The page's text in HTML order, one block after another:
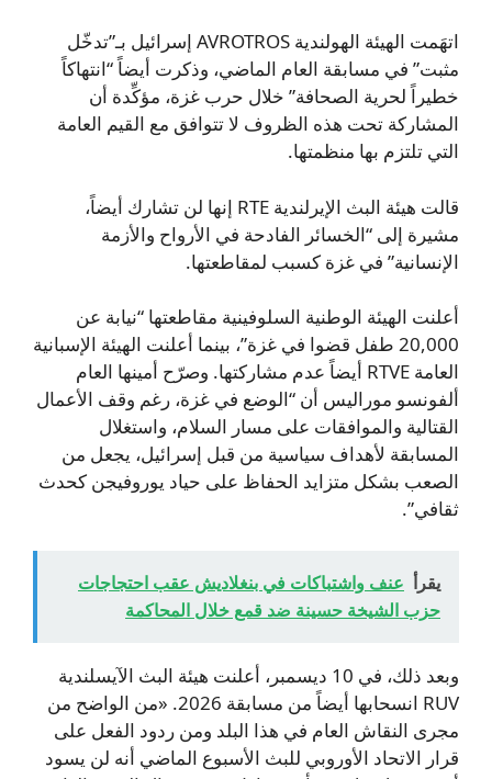
اتهَمت الهيئة الهولندية AVROTROS إسرائيل بـ”تدخّل
مثبت” في مسابقة العام الماضي، وذكرت أيضاً “انتهاكاً
خطيراً لحرية الصحافة” خلال حرب غزة، مؤكِّدة أن
المشاركة تحت هذه الظروف لا تتوافق مع القيم العامة
التي تلتزم بها منظمتها.
قالت هيئة البث الإيرلندية RTE إنها لن تشارك أيضاً،
مشيرة إلى “الخسائر الفادحة في الأرواح والأزمة
الإنسانية” في غزة كسبب لمقاطعتها.
أعلنت الهيئة الوطنية السلوفينية مقاطعتها “نيابة عن
20,000 طفل قضوا في غزة”، بينما أعلنت الهيئة الإسبانية
العامة RTVE أيضاً عدم مشاركتها. وصرّح أمينها العام
ألفونسو موراليس أن “الوضع في غزة، رغم وقف الأعمال
القتالية والموافقات على مسار السلام، واستغلال
المسابقة لأهداف سياسية من قبل إسرائيل، يجعل من
الصعب بشكل متزايد الحفاظ على حياد يوروفيجن كحدث
ثقافي”.
يقرأ عنف واشتباكات في بنغلاديش عقب احتجاجات
حزب الشيخة حسينة ضد قمع خلال المحاكمة
وبعد ذلك، في 10 ديسمبر، أعلنت هيئة البث الآيسلندية
RUV انسحابها أيضاً من مسابقة 2026. «من الواضح من
مجرى النقاش العام في هذا البلد ومن ردود الفعل على
قرار الاتحاد الأوروبي للبث الأسبوع الماضي أنه لن يسود